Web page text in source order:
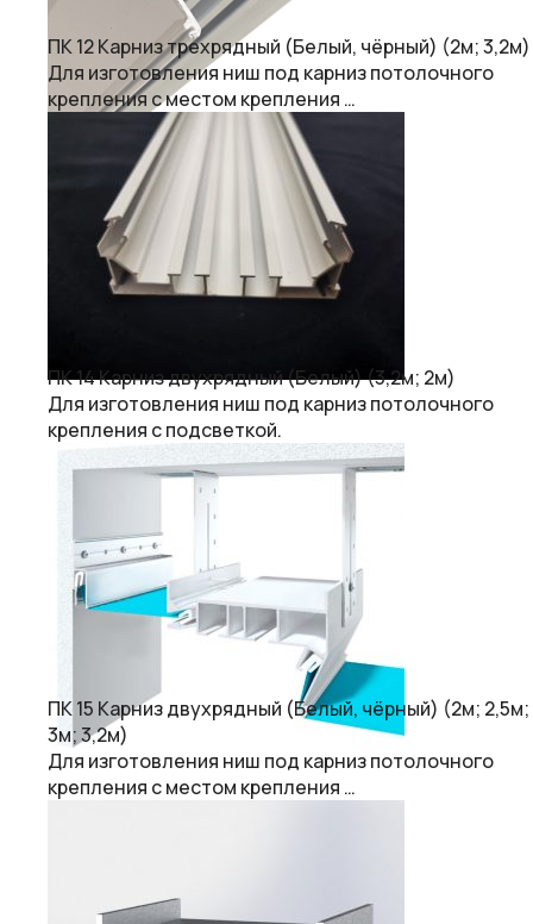
ПК 12 Карниз трехрядный (Белый, чёрный) (2м; 3,2м)
Для изготовления ниш под карниз потолочного
крепления с местом крепления …
ПК 14 Карниз двухрядный (Белый) (3,2м; 2м)
Для изготовления ниш под карниз потолочного
крепления с подсветкой.
ПК 15 Карниз двухрядный (Белый, чёрный) (2м; 2,5м;
3м; 3,2м)
Для изготовления ниш под карниз потолочного
крепления с местом крепления …